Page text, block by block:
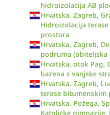
hidroizolacija AB
Hrvatska, Zagreb,
Hidroizolacija
prostora
Hrvatska, Zagreb,
podruma (obiteljska
Hrvatska, otok Pag,
bazena s vanjske
Hrvatska, Zagreb,
terase bitumenskim
Hrvatska, Požega,
Katoličke